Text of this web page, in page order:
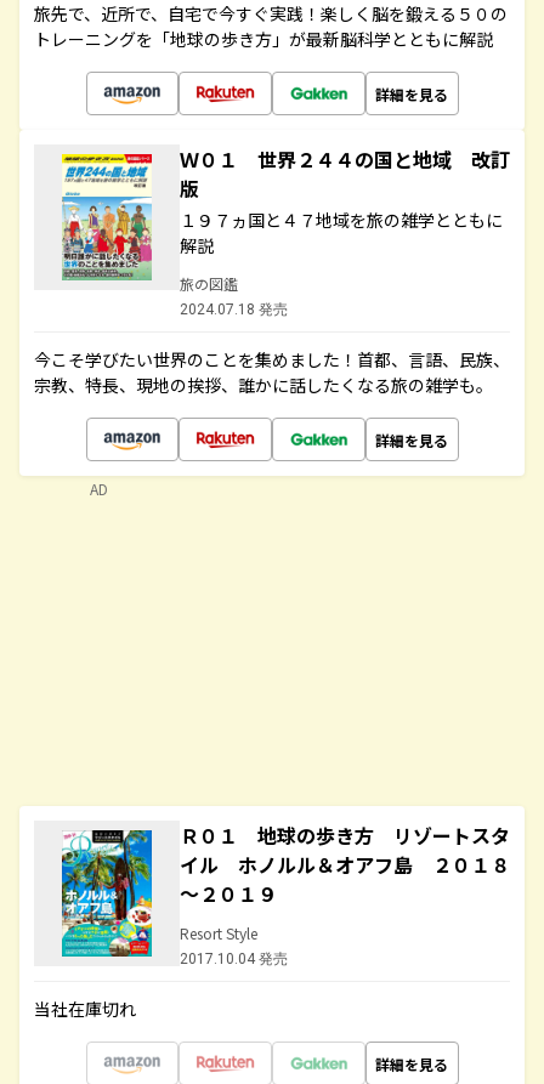
旅先で、近所で、自宅で今すぐ実践！楽しく脳を鍛える５０の
トレーニングを「地球の歩き方」が最新脳科学とともに解説
詳細を見る
Ｗ０１ 世界２４４の国と地域 改訂
版
１９７ヵ国と４７地域を旅の雑学とともに
解説
旅の図鑑
2024.07.18 発売
今こそ学びたい世界のことを集めました！首都、言語、民族、
宗教、特長、現地の挨拶、誰かに話したくなる旅の雑学も。
詳細を見る
Ｒ０１ 地球の歩き方 リゾートスタ
イル ホノルル＆オアフ島 ２０１８
～２０１９
Resort Style
2017.10.04 発売
当社在庫切れ
詳細を見る
AD